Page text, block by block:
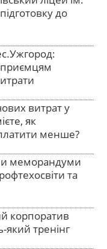
до
витрат у
як
менше?
меморандуми
та
корпоратив
тренінг